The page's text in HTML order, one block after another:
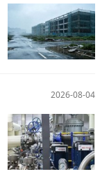
2026-08-04